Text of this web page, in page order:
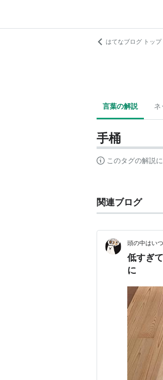
はてなブログ トップ
言葉の解説 ネ
手桶
このタグの解説
関連ブログ
頭の中はい
低すぎ
に